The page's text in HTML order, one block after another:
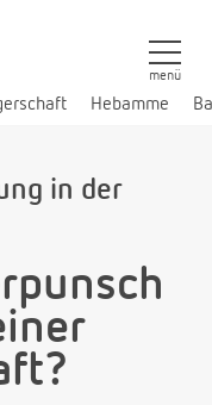
Hebamme
menü
in der